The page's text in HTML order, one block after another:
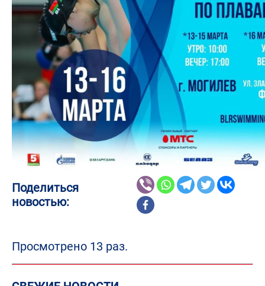
Поделиться
новостью:
Просмотрено 13 раз.